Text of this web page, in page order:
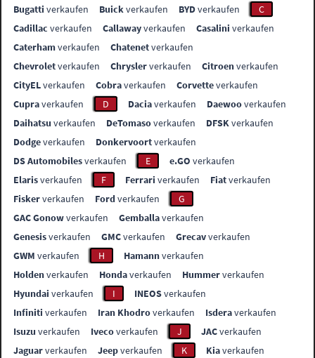
Bugatti verkaufen Buickverkaufen BYDverkaufen
C
Cadillac verkaufen Callawayverkaufen Casalini verkaufen
Caterhamverkaufen Chatenetverkaufen
Chevroletverkaufen Chryslerverkaufen Citroenverkaufen
CityELverkaufen Cobraverkaufen Corvetteverkaufen
Cupraverkaufen D Daciaverkaufen Daewooverkaufen
Daihatsu verkaufen DeTomasoverkaufen DFSKverkaufen
Dodgeverkaufen Donkervoortverkaufen
DS Automobilesverkaufen E e.GO verkaufen
Elarisverkaufen F Ferrari verkaufen Fiatverkaufen
Fiskerverkaufen Fordverkaufen
G
GAC Gonowverkaufen Gemballaverkaufen
Genesisverkaufen GMCverkaufen Grecavverkaufen
GWM verkaufen H Hamannverkaufen
Holdenverkaufen Hondaverkaufen Hummerverkaufen
Hyundai verkaufen I INEOSverkaufen
Infiniti verkaufen Iran Khodroverkaufen Isderaverkaufen
Isuzu verkaufen Ivecoverkaufen J JACverkaufen
Jaguarverkaufen Jeepverkaufen K Kiaverkaufen